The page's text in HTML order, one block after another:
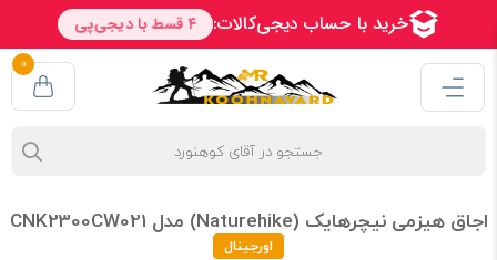
0
اجاق هیزمی نیچرهایک (Naturehike) مدل CNK2300CW021
اورجینال